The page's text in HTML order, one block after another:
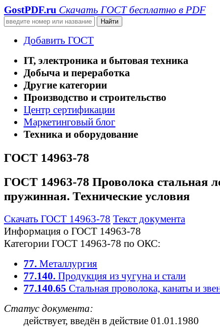
GostPDF.ru Скачать ГОСТ бесплатно в PDF
Добавить ГОСТ
IT, электроника и бытовая техника
Добыча и переработка
Другие категории
Производство и строительство
Центр сертификации
Маркетинговый блог
Техника и оборудование
ГОСТ 14963-78
ГОСТ 14963-78 Проволока стальная
пружинная. Технические условия
Скачать ГОСТ 14963-78 Текст документа
Информация о ГОСТ 14963-78
Категории ГОСТ 14963-78 по ОКС:
77. Металлургия
77.140. Продукция из чугуна и стали
77.140.65 Стальная проволока, канаты и
Статус документа:
действует, введён в действие 01.01.1980